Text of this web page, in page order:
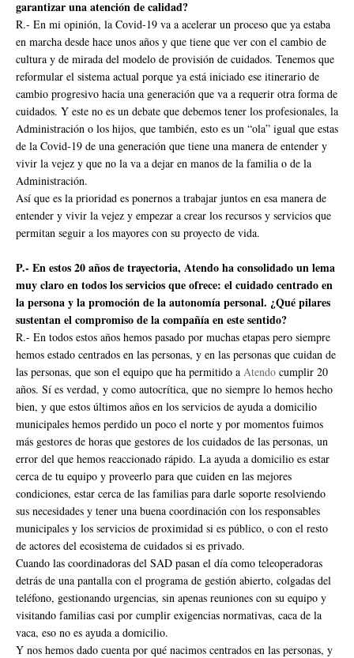
garantizar una atención de calidad?
R.- En mi opinión, la Covid-19 va a acelerar un proceso que ya estaba
en marcha desde hace unos años y que tiene que ver con el cambio de
cultura y de mirada del modelo de provisión de cuidados. Tenemos que
reformular el sistema actual porque ya está iniciado ese itinerario de
cambio progresivo hacia una generación que va a requerir otra forma de
cuidados. Y este no es un debate que debemos tener los profesionales, la
Administración o los hijos, que también, esto es un “ola” igual que estas
de la Covid-19 de una generación que tiene una manera de entender y
vivir la vejez y que no la va a dejar en manos de la familia o de la
Administración.
Así que es la prioridad es ponernos a trabajar juntos en esa manera de
entender y vivir la vejez y empezar a crear los recursos y servicios que
permitan seguir a los mayores con su proyecto de vida.
P.- En estos 20 años de trayectoria, Atendo ha consolidado un lema
muy claro en todos los servicios que ofrece: el cuidado centrado en
la persona y la promoción de la autonomía personal. ¿Qué pilares
sustentan el compromiso de la compañía en este sentido?
R.- En todos estos años hemos pasado por muchas etapas pero siempre
hemos estado centrados en las personas, y en las personas que cuidan de
las personas, que son el equipo que ha permitido a Atendo cumplir 20
años. Sí es verdad, y como autocrítica, que no siempre lo hemos hecho
bien, y que estos últimos años en los servicios de ayuda a domicilio
municipales hemos perdido un poco el norte y por momentos fuimos
más gestores de horas que gestores de los cuidados de las personas, un
error del que hemos reaccionado rápido. La ayuda a domicilio es estar
cerca de tu equipo y proveerlo para que cuiden en las mejores
condiciones, estar cerca de las familias para darle soporte resolviendo
sus necesidades y tener una buena coordinación con los responsables
municipales y los servicios de proximidad si es público, o con el resto
de actores del ecosistema de cuidados si es privado.
Cuando las coordinadoras del SAD pasan el día como teleoperadoras
detrás de una pantalla con el programa de gestión abierto, colgadas del
teléfono, gestionando urgencias, sin apenas reuniones con su equipo y
visitando familias casi por cumplir exigencias normativas, caca de la
vaca, eso no es ayuda a domicilio.
Y nos hemos dado cuenta por qué nacimos centrados en las personas, y